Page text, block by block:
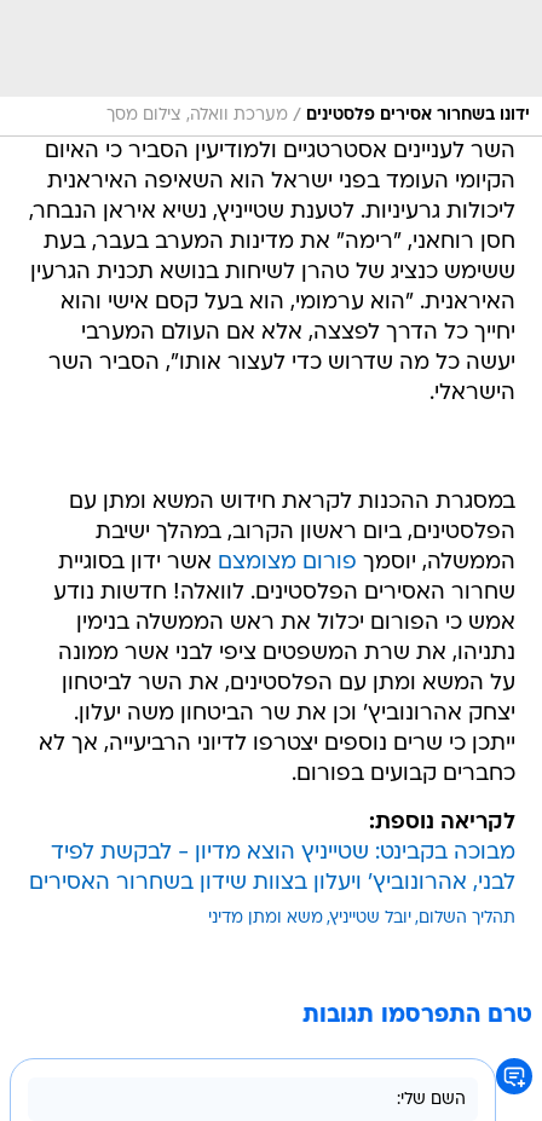
ידונו בשחרור אסירים פלסטינים / מערכת וואלה, צילום מסך
השר לעניינים אסטרטגיים ולמודיעין הסביר כי האיום
הקיומי העומד בפני ישראל הוא השאיפה האיראנית
ליכולות גרעיניות. לטענת שטייניץ, נשיא איראן הנבחר,
חסן רוחאני, "רימה" את מדינות המערב בעבר, בעת
ששימש כנציג של טהרן לשיחות בנושא תכנית הגרעין
האיראנית. "הוא ערמומי, הוא בעל קסם אישי והוא
יחייך כל הדרך לפצצה, אלא אם העולם המערבי
יעשה כל מה שדרוש כדי לעצור אותו", הסביר השר
הישראלי.
במסגרת ההכנות לקראת חידוש המשא ומתן עם
הפלסטינים, ביום ראשון הקרוב, במהלך ישיבת
הממשלה, יוסמך פורום מצומצם אשר ידון בסוגיית
שחרור האסירים הפלסטינים. לוואלה! חדשות נודע
אמש כי הפורום יכלול את ראש הממשלה בנימין
נתניהו, את שרת המשפטים ציפי לבני אשר ממונה
על המשא ומתן עם הפלסטינים, את השר לביטחון
יצחק אהרונוביץ' וכן את שר הביטחון משה יעלון.
ייתכן כי שרים נוספים יצטרפו לדיוני הרביעייה, אך לא
כחברים קבועים בפורום.
לקריאה נוספת:
מבוכה בקבינט: שטייניץ הוצא מדיון - לבקשת לפיד
לבני, אהרונוביץ' ויעלון בצוות שידון בשחרור האסירים
תהליך השלום יובל שטייניץ משא ומתן מדיני
טרם התפרסמו תגובות